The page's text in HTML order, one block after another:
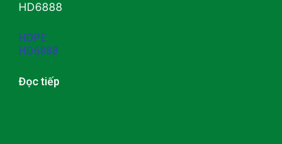
HDPE
HD6888
Đọc tiếp